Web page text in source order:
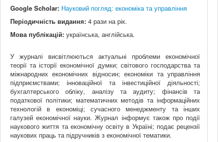
Google Scholar: Науковий погляд: економіка та управління
Періодичність видання: 4 рази на рік.
Мова публікацій: українська, англійська.
У журналі висвітлюються актуальні проблеми економічної
теорії та історії економічної думки; світового господарства та
міжнародних економічних відносин; економіки та управління
підприємствами; інноваційної та інвестиційної діяльності;
бухгалтерського обліку, аналізу та аудиту; фінансів та
податкової політики; математичних методів та інформаційних
технологій в економіці; сучасного менеджменту та інших
галузей економічної науки. Журнал інформує також про події
наукового життя та економічну освіту в Україні; подає рецензії
наукових праць та підручників з економічної тематики.